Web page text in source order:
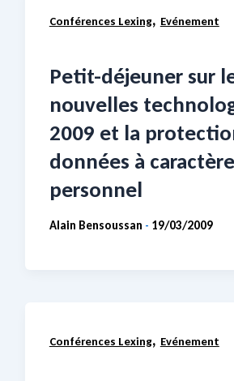
Conférences Lexing, Evénement
Petit-déjeuner sur
nouvelles
2009 et la
données à caractère
personnel
Alain Bensoussan - 19/03/2009
Conférences Lexing, Evénement